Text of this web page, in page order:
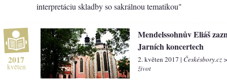
interpretáciu skladby so sakrálnou tematikou"
2017
květen
Mendelssohnův Eliáš
Jarních koncertech
2. květen 2017 | Českésbory.cz
život